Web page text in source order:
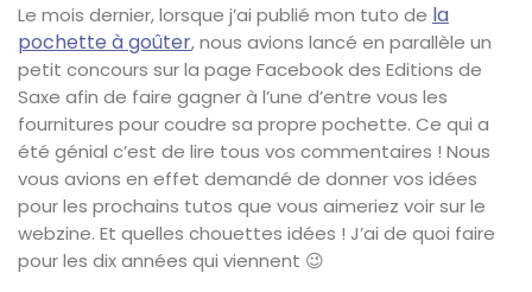
Le mois dernier, lorsque j’ai publié mon tuto de la
pochette à goûter, nous avions lancé en parallèle un
petit concours sur la page Facebook des Editions de
Saxe afin de faire gagner à l’une d’entre vous les
fournitures pour coudre sa propre pochette. Ce qui a
été génial c’est de lire tous vos commentaires ! Nous
vous avions en effet demandé de donner vos idées
pour les prochains tutos que vous aimeriez voir sur le
webzine. Et quelles chouettes idées ! J’ai de quoi faire
pour les dix années qui viennent 😉